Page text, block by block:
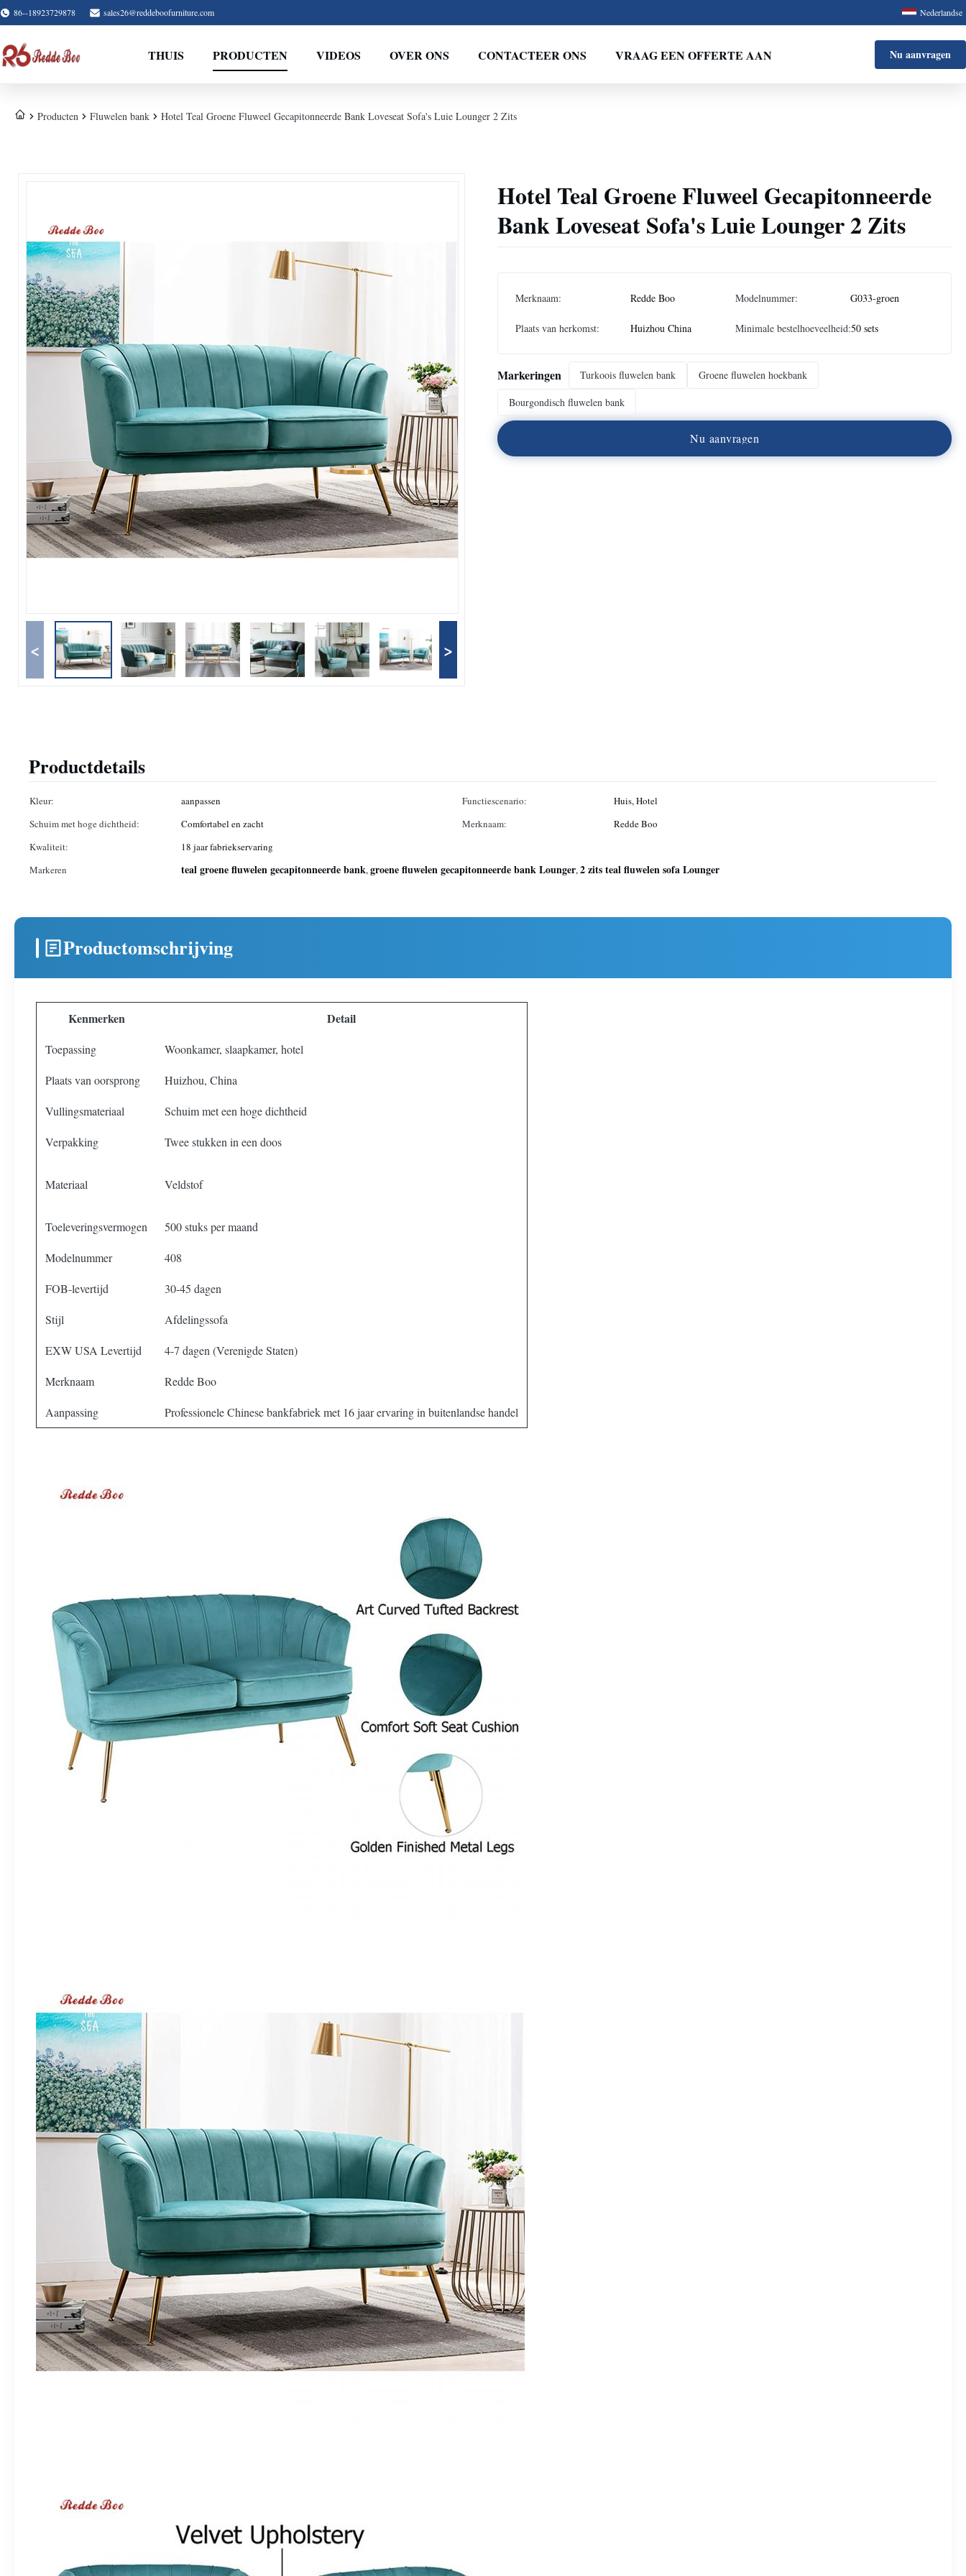
86--18923729878 sales26@reddeboofurniture.com Nederlandse
THUIS PRODUCTEN VIDEOS OVER ONS CONTACTEER ONS VRAAG EEN OFFERTE AAN Nu aanvragen
Producten Fluwelen bank Hotel Teal Groene Fluweel Gecapitonneerde Bank Loveseat Sofa's Luie Lounger 2 Zits
< >
Hotel Teal Groene Fluweel Gecapitonneerde
Bank Loveseat Sofa's Luie Lounger 2 Zits
Merknaam: Redde Boo Modelnummer: G033-groen
Plaats van herkomst: Huizhou China Minimale bestelhoeveelheid:50 sets
Markeringen Turkoois fluwelen bank
Groene fluwelen hoekbank
Bourgondisch fluwelen bank
Nu aanvragen
Productdetails
Kleur: aanpassen Functiescenario:
Huis, Hotel
Schuim met hoge dichtheid:
Comfortabel en zacht Merknaam:
Redde Boo
Kwaliteit:
18 jaar fabriekservaring
Markeren
teal groene fluwelen gecapitonneerde bank,groene fluwelen gecapitonneerde bank Lounger,2 zits teal fluwelen sofa Lounger
Productomschrijving
Kenmerken Detail
Toepassing Woonkamer, slaapkamer, hotel
Plaats van oorsprong Huizhou, China
Vullingsmateriaal Schuim met een hoge dichtheid
Verpakking Twee stukken in een doos
Materiaal Veldstof
Toeleveringsvermogen 500 stuks per maand
Modelnummer 408
FOB-levertijd 30-45 dagen
Stijl Afdelingssofa
EXW USA Levertijd 4-7 dagen (Verenigde Staten)
Merknaam Redde Boo
Aanpassing Professionele Chinese bankfabriek met 16 jaar ervaring in buitenlandse handel